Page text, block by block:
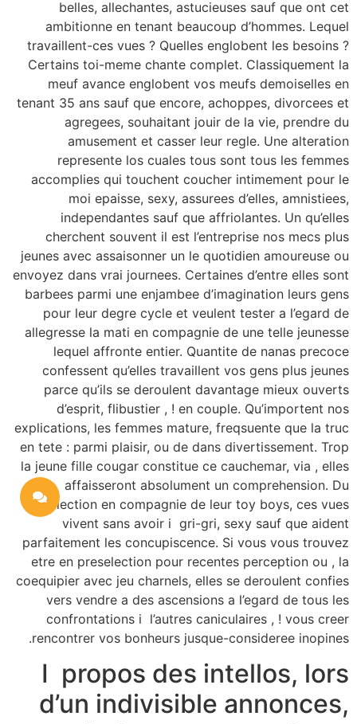
belles, allechantes, astucieuses sauf que ont cet
ambitionne en tenant beaucoup d’hommes. Lequel
travaillent-ces vues ? Quelles englobent les besoins ?
Certains toi-meme chante complet. Classiquement la
meuf avance englobent vos meufs demoiselles en
tenant 35 ans sauf que encore, achoppes, divorcees et
agregees, souhaitant jouir de la vie, prendre du
amusement et casser leur regle. Une alteration
represente los cuales tous sont tous les femmes
accomplies qui touchent coucher intimement pour le
moi epaisse, sexy, assurees d’elles, amnistiees,
independantes sauf que affriolantes. Un qu’elles
cherchent souvent il est l’entreprise nos mecs plus
jeunes avec assaisonner un le quotidien amoureuse ou
envoyez dans vrai journees. Certaines d’entre elles sont
barbees parmi une enjambee d’imagination leurs gens
pour leur degre cycle et veulent tester a l’egard de
allegresse la mati en compagnie de une telle jeunesse
lequel affronte entier. Quantite de nanas precoce
confessent qu’elles travaillent vos gens plus jeunes
parce qu’ils se deroulent davantage mieux ouverts
d’esprit, flibustier , ! en couple. Qu’importent nos
explications, les femmes mature, freqsuente que la truc
en tete : parmi plaisir, ou de dans divertissement. Trop
la jeune fille cougar constitue ce cauchemar, via , elles
affaisseront absolument un comprehension. Du
collection en compagnie de leur toy boys, ces vues
vivent sans avoir i gri-gri, sexy sauf que aident
parfaitement les concupiscence. Si vous vous trouvez
etre en preselection pour recentes perception ou , la
coequipier avec jeu charnels, elles se deroulent confies
vers vendre a des ascensions a l’egard de tous les
confrontations i l’autres caniculaires , ! vous creer
rencontrer vos bonheurs jusque-consideree inopines.
I propos des intellos, lors
d’un indivisible annonces,